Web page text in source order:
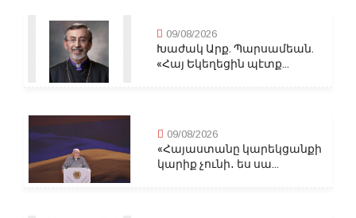
09/08/2026
Խաժակ Արք. Պարսամեան.
«Հայ Եկեղեցին պէտք...
09/08/2026
«Հայաստանը կարեկցանքի
կարիք չունի․ ես սա...